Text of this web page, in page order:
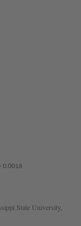
State University,